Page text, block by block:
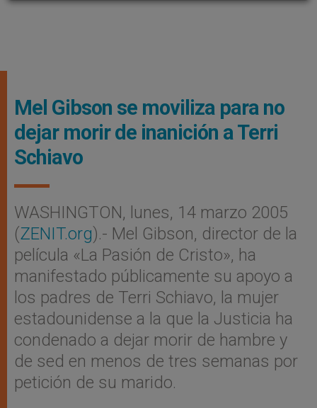
Mel Gibson se moviliza para no
dejar morir de inanición a Terri
Schiavo
WASHINGTON, lunes, 14 marzo 2005
(ZENIT.org).- Mel Gibson, director de la
película «La Pasión de Cristo», ha
manifestado públicamente su apoyo a
los padres de Terri Schiavo, la mujer
estadounidense a la que la Justicia ha
condenado a dejar morir de hambre y
de sed en menos de tres semanas por
petición de su marido.